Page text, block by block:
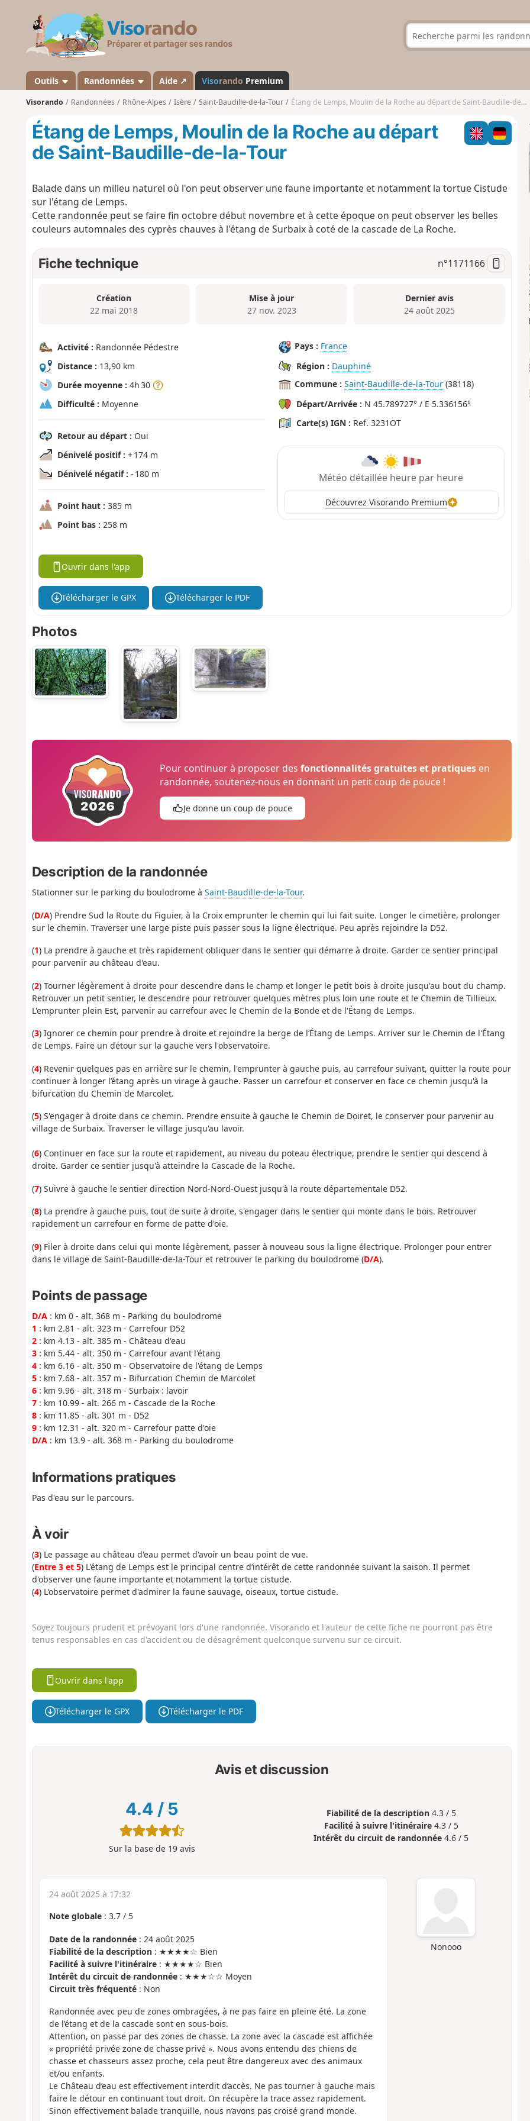
s
a
n
d
Outils Randonnées Aide ↗ Visorando Premium
Visorando Randonnées Rhône-Alpes Isère Saint-Baudille-de-la-Tour Étang de Lemps, Moulin de la Roche au départ de Saint-Baudille-de-la-Tour
Étang de Lemps, Moulin de la Roche au départ
de Saint-Baudille-de-la-Tour
Balade dans un milieu naturel où l'on peut observer une faune importante et notamment la tortue Cistude
sur l'étang de Lemps.
Cette randonnée peut se faire fin octobre début novembre et à cette époque on peut observer les belles
couleurs automnales des cyprès chauves à l'étang de Surbaix à coté de la cascade de La Roche.
Fiche technique n°1171166
Création
22 mai 2018
Mise à jour
27 nov. 2023
Dernier avis
24 août 2025
Activité : Randonnée Pédestre
Distance : 13,90 km
Durée moyenne : 4h 30
Difficulté : Moyenne
Retour au départ : Oui
Dénivelé positif : + 174 m
Dénivelé négatif : - 180 m
Point haut : 385 m
Point bas : 258 m
Pays : France
Région : Dauphiné
Commune : Saint-Baudille-de-la-Tour (38118)
Départ/Arrivée : N 45.789727° / E 5.336156°
Carte(s) IGN : Ref. 3231OT
Météo détaillée heure par heure
Découvrez Visorando Premium
Ouvrir dans l'app
Télécharger le GPX Télécharger le PDF
Photos
Pour continuer à proposer desfonctionnalités gratuites et pratiques en
randonnée, soutenez-nous en donnant un petit coup de pouce !
Je donne un coup de pouce
Description de la randonnée
Stationner sur le parking du boulodrome à Saint-Baudille-de-la-Tour.
(D/A) Prendre Sud la Route du Figuier, à la Croix emprunter le chemin qui lui fait suite. Longer le cimetière, prolonger
sur le chemin. Traverser une large piste puis passer sous la ligne électrique. Peu après rejoindre la D52.
(1) La prendre à gauche et très rapidement obliquer dans le sentier qui démarre à droite. Garder ce sentier principal
pour parvenir au château d'eau.
(2) Tourner légèrement à droite pour descendre dans le champ et longer le petit bois à droite jusqu'au bout du champ.
Retrouver un petit sentier, le descendre pour retrouver quelques mètres plus loin une route et le Chemin de Tillieux.
L'emprunter plein Est, parvenir au carrefour avec le Chemin de la Bonde et de l'Étang de Lemps.
(3) Ignorer ce chemin pour prendre à droite et rejoindre la berge de l’Étang de Lemps. Arriver sur le Chemin de l'Étang
de Lemps. Faire un détour sur la gauche vers l'observatoire.
(4) Revenir quelques pas en arrière sur le chemin, l'emprunter à gauche puis, au carrefour suivant, quitter la route pour
continuer à longer l’étang après un virage à gauche. Passer un carrefour et conserver en face ce chemin jusqu'à la
bifurcation du Chemin de Marcolet.
(5) S'engager à droite dans ce chemin. Prendre ensuite à gauche le Chemin de Doiret, le conserver pour parvenir au
village de Surbaix. Traverser le village jusqu'au lavoir.
(6) Continuer en face sur la route et rapidement, au niveau du poteau électrique, prendre le sentier qui descend à
droite. Garder ce sentier jusqu'à atteindre la Cascade de la Roche.
(7) Suivre à gauche le sentier direction Nord-Nord-Ouest jusqu'à la route départementale D52.
(8) La prendre à gauche puis, tout de suite à droite, s'engager dans le sentier qui monte dans le bois. Retrouver
rapidement un carrefour en forme de patte d'oie.
(9) Filer à droite dans celui qui monte légèrement, passer à nouveau sous la ligne électrique. Prolonger pour entrer
dans le village de Saint-Baudille-de-la-Tour et retrouver le parking du boulodrome (D/A).
Points de passage
D/A: km 0 - alt. 368 m - Parking du boulodrome
1 : km 2.81 - alt. 323 m - Carrefour D52
2: km 4.13 - alt. 385 m - Château d'eau
3: km 5.44 - alt. 350 m - Carrefour avant l'étang
4: km 6.16 - alt. 350 m - Observatoire de l'étang de Lemps
5: km 7.68 - alt. 357 m - Bifurcation Chemin de Marcolet
6: km 9.96 - alt. 318 m - Surbaix : lavoir
7: km 10.99 - alt. 266 m - Cascade de la Roche
8: km 11.85 - alt. 301 m - D52
9: km 12.31 - alt. 320 m - Carrefour patte d'oie
D/A: km 13.9 - alt. 368 m - Parking du boulodrome
Informations pratiques
Pas d'eau sur le parcours.
À voir
(3) Le passage au château d'eau permet d'avoir un beau point de vue.
(Entre 3 et 5) L'étang de Lemps est le principal centre d’intérêt de cette randonnée suivant la saison. Il permet
d'observer une faune importante et notamment la tortue cistude.
(4) L'observatoire permet d'admirer la faune sauvage, oiseaux, tortue cistude.
Soyez toujours prudent et prévoyant lors d'une randonnée. Visorando et l'auteur de cette fiche ne pourront pas être
tenus responsables en cas d'accident ou de désagrément quelconque survenu sur ce circuit.
Ouvrir dans l'app
Télécharger le GPX Télécharger le PDF
Avis et discussion
4.4 / 5
Sur la base de 19avis
Fiabilité de la description 4.3 / 5
Facilité à suivre l'itinéraire 4.3 / 5
Intérêt du circuit de randonnée 4.6 / 5
Nonooo
24 août 2025 à 17:32
Note globale: 3.7/ 5
Date de la randonnée: 24 août 2025
Fiabilité de la description: ★★★★☆ Bien
Facilité à suivre l'itinéraire: ★★★★☆ Bien
Intérêt du circuit de randonnée: ★★★☆☆ Moyen
Circuit très fréquenté: Non
Randonnée avec peu de zones ombragées, à ne pas faire en pleine été. La zone
de l’étang et de la cascade sont en sous-bois.
Attention, on passe par des zones de chasse. La zone avec la cascade est affichée
« propriété privée zone de chasse privé ». Nous avons entendu des chiens de
chasse et chasseurs assez proche, cela peut être dangereux avec des animaux
et/ou enfants.
Le Château d’eau est effectivement interdit d’accès. Ne pas tourner à gauche mais
faire le détour en continuant tout droit. On récupère la trace assez rapidement.
Sinon effectivement balade tranquille, nous n’avons pas croisé grand monde.